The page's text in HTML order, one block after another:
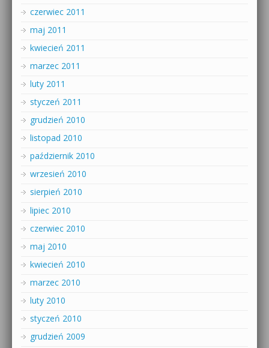
czerwiec 2011
maj 2011
kwiecień 2011
marzec 2011
luty 2011
styczeń 2011
grudzień 2010
listopad 2010
październik 2010
wrzesień 2010
sierpień 2010
lipiec 2010
czerwiec 2010
maj 2010
kwiecień 2010
marzec 2010
luty 2010
styczeń 2010
grudzień 2009